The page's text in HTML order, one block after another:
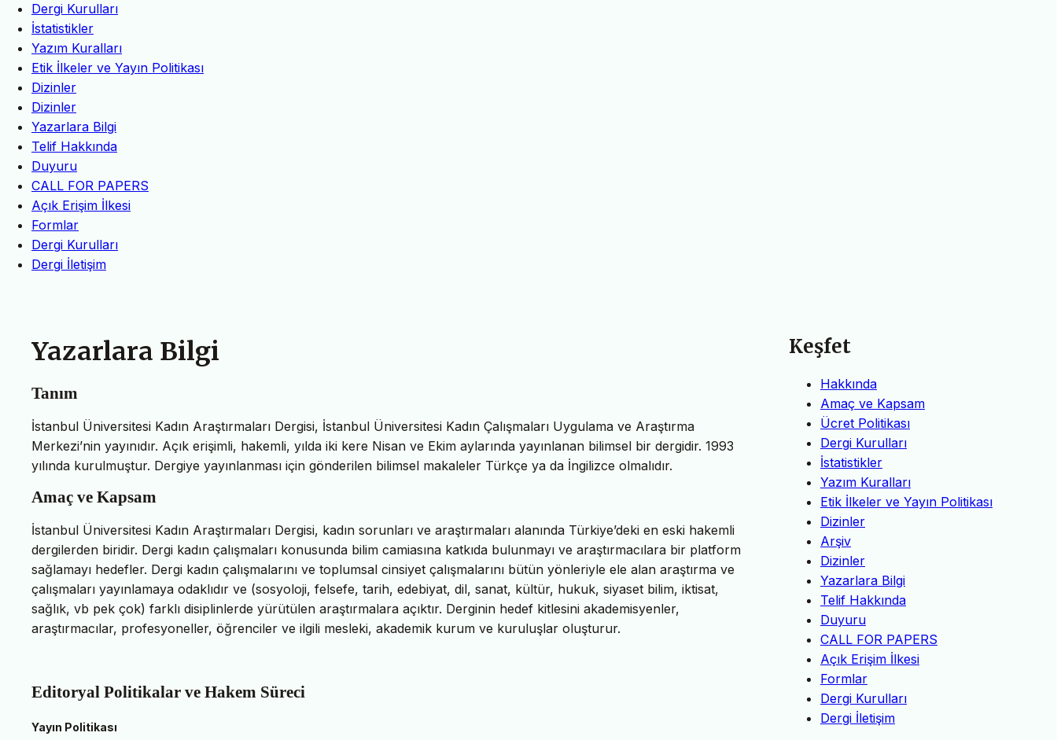
Dergi Kurulları
İstatistikler
Yazım Kuralları
Etik İlkeler ve Yayın Politikası
Dizinler
Dizinler
Yazarlara Bilgi
Telif Hakkında
Duyuru
CALL FOR PAPERS
Açık Erişim İlkesi
Formlar
Dergi Kurulları
Dergi İletişim
Yazarlara Bilgi
Tanım
İstanbul Üniversitesi Kadın Araştırmaları Dergisi, İstanbul Üniversitesi Kadın Çalışmaları Uygulama ve Araştırma
Merkezi’nin yayınıdır. Açık erişimli, hakemli, yılda iki kere Nisan ve Ekim aylarında yayınlanan bilimsel bir dergidir. 1993
yılında kurulmuştur. Dergiye yayınlanması için gönderilen bilimsel makaleler Türkçe ya da İngilizce olmalıdır.
Amaç ve Kapsam
İstanbul Üniversitesi Kadın Araştırmaları Dergisi, kadın sorunları ve araştırmaları alanında Türkiye’deki en eski hakemli
dergilerden biridir. Dergi kadın çalışmaları konusunda bilim camiasına katkıda bulunmayı ve araştırmacılara bir platform
sağlamayı hedefler. Dergi kadın çalışmalarını ve toplumsal cinsiyet çalışmalarını bütün yönleriyle ele alan araştırma ve
çalışmaları yayınlamaya odaklıdır ve (sosyoloji, felsefe, tarih, edebiyat, dil, sanat, kültür, hukuk, siyaset bilim, iktisat,
sağlık, vb pek çok) farklı disiplinlerde yürütülen araştırmalara açıktır. Derginin hedef kitlesini akademisyenler,
araştırmacılar, profesyoneller, öğrenciler ve ilgili mesleki, akademik kurum ve kuruluşlar oluşturur.
Editoryal Politikalar ve Hakem Süreci
Yayın Politikası
Keşfet
Hakkında
Amaç ve Kapsam
Ücret Politikası
Dergi Kurulları
İstatistikler
Yazım Kuralları
Etik İlkeler ve Yayın Politikası
Dizinler
Arşiv
Dizinler
Yazarlara Bilgi
Telif Hakkında
Duyuru
CALL FOR PAPERS
Açık Erişim İlkesi
Formlar
Dergi Kurulları
Dergi İletişim